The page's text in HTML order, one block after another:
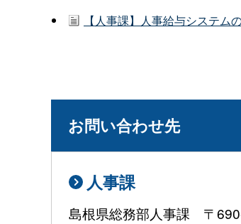
【人事課】人事給与システム
お問い合わせ先
人事課
島根県総務部人事課 〒